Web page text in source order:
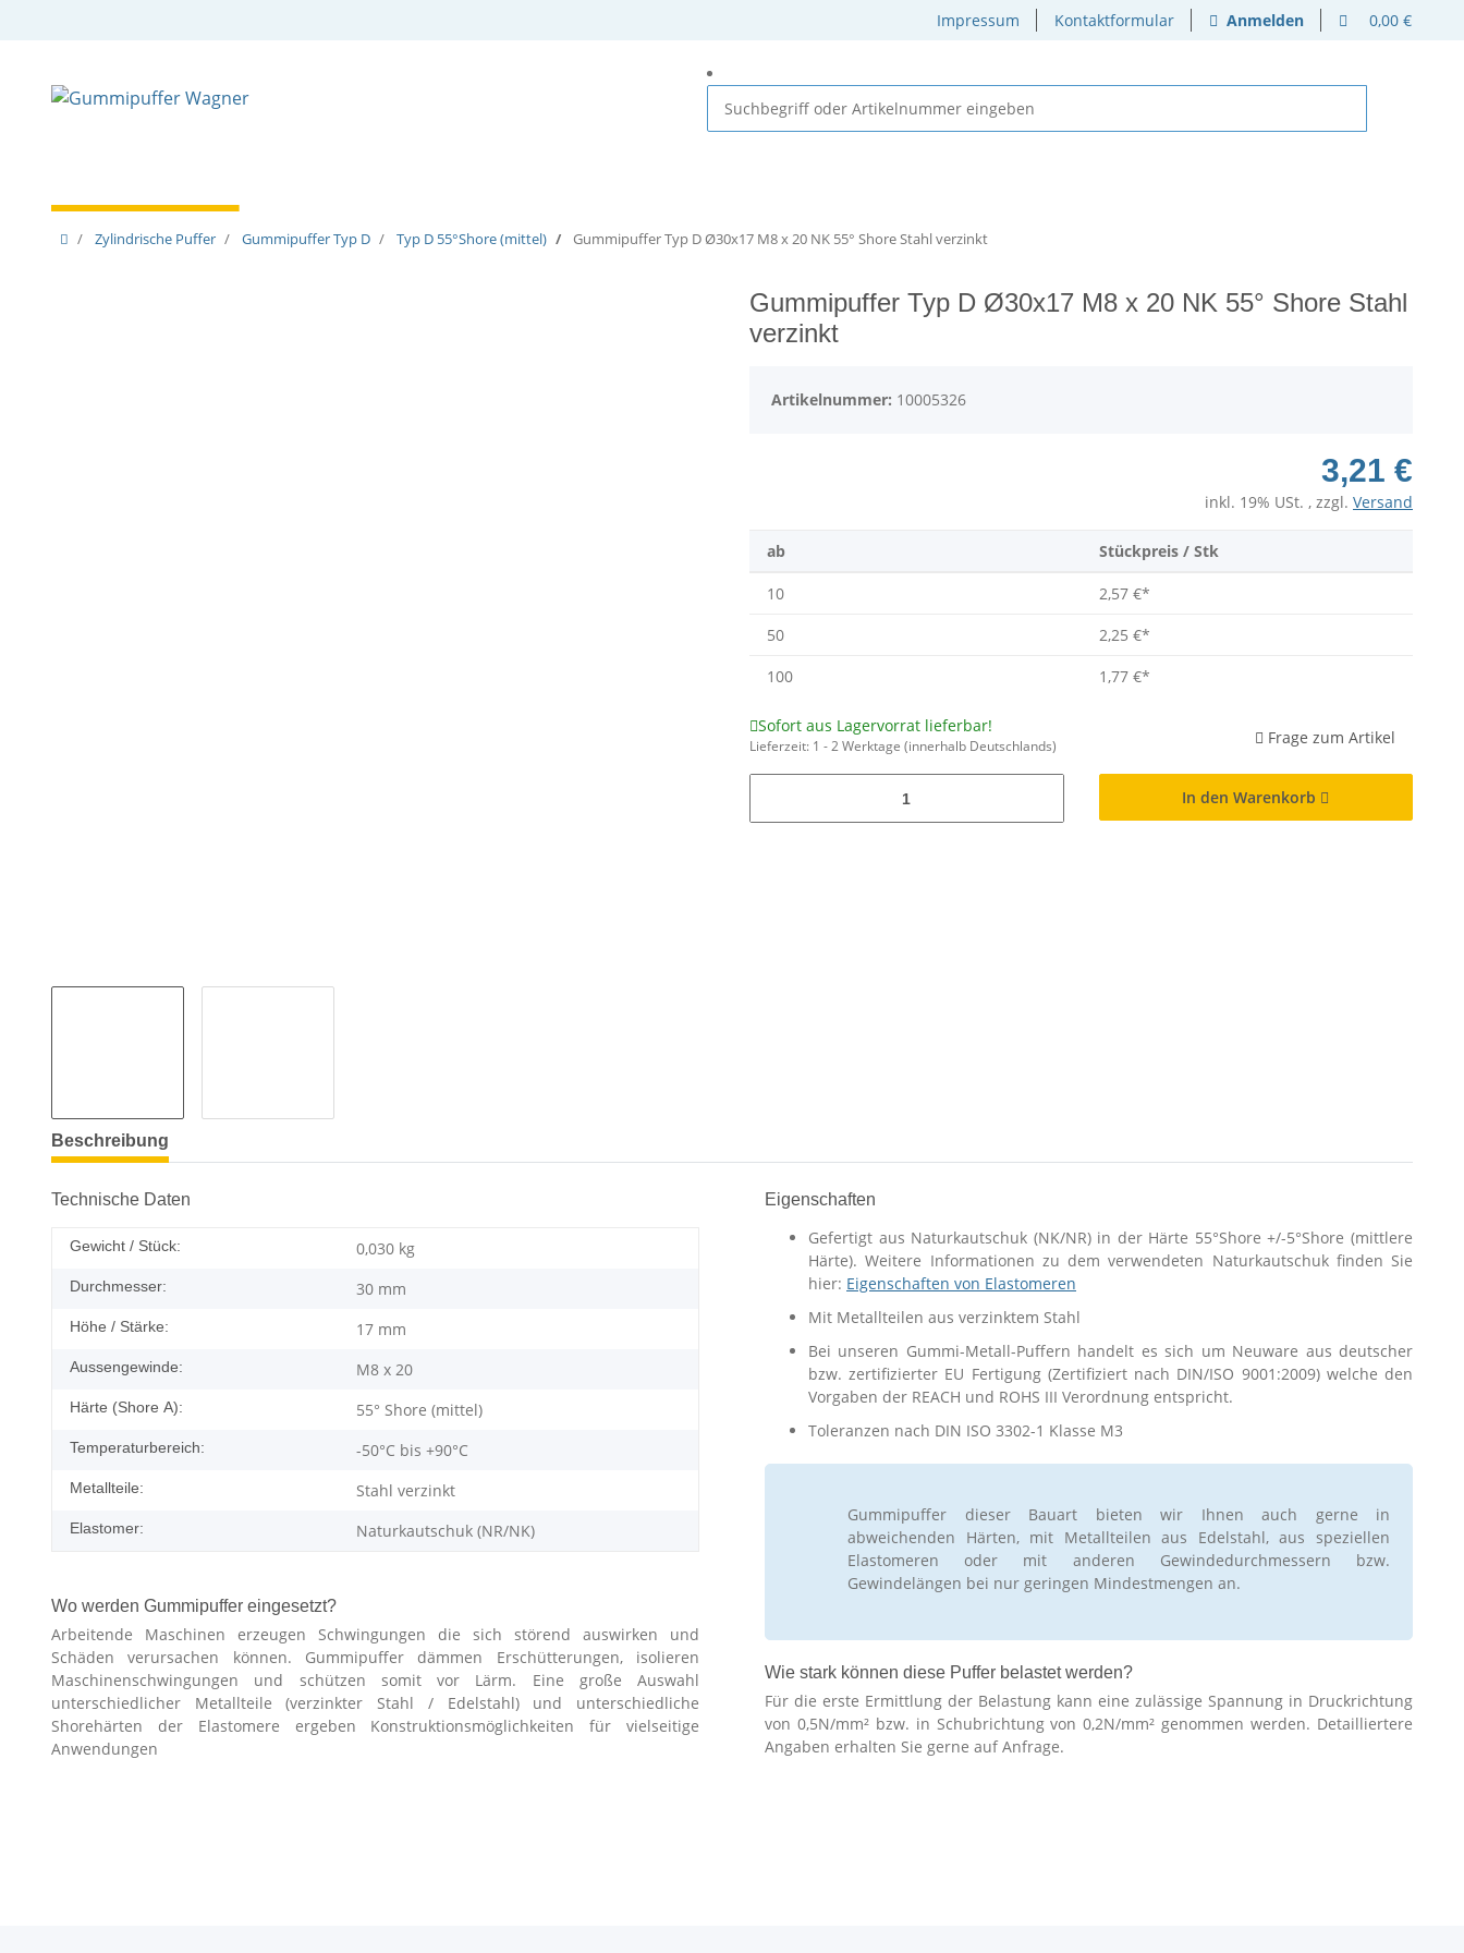
Impressum Kontaktformular Anmelden 0,00 €
Zylindrische Puffer Gummipuffer Typ D Typ D 55°Shore (mittel) Gummipuffer Typ D Ø30x17 M8 x 20 NK 55° Shore Stahl verzinkt
Gummipuffer Typ D Ø30x17 M8 x 20 NK 55° Shore Stahl
verzinkt
Artikelnummer: 10005326
3,21 €
inkl. 19% USt. , zzgl. Versand
ab Stückpreis / Stk
10 2,57 €*
50
2,25 €*
100
1,77 €*
Sofort aus Lagervorrat lieferbar!
Lieferzeit: 1 - 2 Werktage (innerhalb Deutschlands) Frage zum Artikel
In den Warenkorb
Beschreibung
Technische Daten
Gewicht / Stück: 0,030 kg
Durchmesser: 30 mm
Höhe / Stärke: 17 mm
Aussengewinde: M8 x 20
Härte (Shore A): 55° Shore (mittel)
Temperaturbereich: -50°C bis +90°C
Metallteile: Stahl verzinkt
Elastomer: Naturkautschuk (NR/NK)
Wo werden Gummipuffer eingesetzt?
Arbeitende Maschinen erzeugen Schwingungen die sich störend auswirken und
Schäden verursachen können. Gummipuffer dämmen Erschütterungen, isolieren
Maschinenschwingungen und schützen somit vor Lärm. Eine große Auswahl
unterschiedlicher Metallteile (verzinkter Stahl / Edelstahl) und unterschiedliche
Shorehärten der Elastomere ergeben Konstruktionsmöglichkeiten für vielseitige
Anwendungen
Eigenschaften
Gefertigt aus Naturkautschuk (NK/NR) in der Härte 55°Shore +/-5°Shore (mittlere
Härte). Weitere Informationen zu dem verwendeten Naturkautschuk finden Sie
hier: Eigenschaften von Elastomeren
Mit Metallteilen aus verzinktem Stahl
Bei unseren Gummi-Metall-Puffern handelt es sich um Neuware aus deutscher
bzw. zertifizierter EU Fertigung (Zertifiziert nach DIN/ISO 9001:2009) welche den
Vorgaben der REACH und ROHS III Verordnung entspricht.
Toleranzen nach DIN ISO 3302-1 Klasse M3
Gummipuffer dieser Bauart bieten wir Ihnen auch gerne in
abweichenden Härten, mit Metallteilen aus Edelstahl, aus speziellen
Elastomeren oder mit anderen Gewindedurchmessern bzw.
Gewindelängen bei nur geringen Mindestmengen an.
Wie stark können diese Puffer belastet werden?
Für die erste Ermittlung der Belastung kann eine zulässige Spannung in Druckrichtung
von 0,5N/mm² bzw. in Schubrichtung von 0,2N/mm² genommen werden. Detailliertere
Angaben erhalten Sie gerne auf Anfrage.